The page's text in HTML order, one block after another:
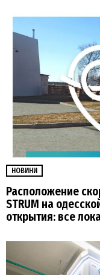
НОВИНИ
Расположение
STRUM на
открытия: все